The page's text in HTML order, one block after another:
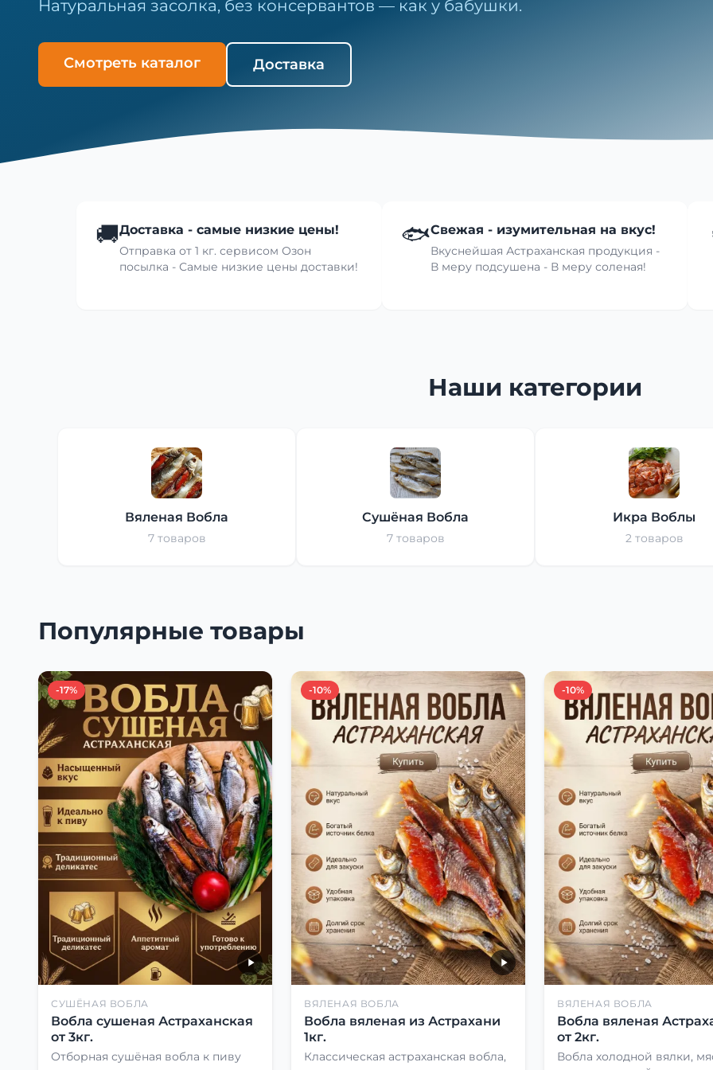
Натуральная засолка, без консервантов — как у бабушки.
Смотреть каталог Доставка
🚚Доставка - самые низкие цены!
Отправка от 1 кг. сервисом Озон
посылка - Самые низкие цены доставки!
🐟Свежая - изумительная на вкус!
Вкуснейшая Астраханская продукция -
В меру подсушена - В меру соленая!
Наши категории
Вяленая Вобла
7 товаров
Сушёная Вобла
7 товаров
Икра Воблы
2 товаров
Популярные товары
-17%
СУШЁНАЯ ВОБЛА
Вобла сушеная Астраханская
от 3кг.
Отборная сушёная вобла к пиву
-10%
ВЯЛЕНАЯ ВОБЛА
Вобла вяленая из Астрахани
1кг.
Классическая астраханская вобла,
-10%
ВЯЛЕНАЯ ВОБЛА
Вобла вяленая
от 2кг.
Вобла холодной вялки,